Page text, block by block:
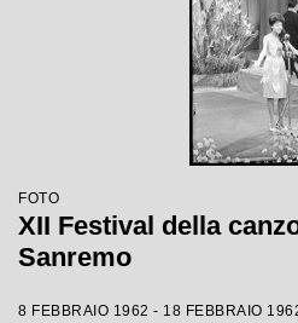
FOTO
XII Festival della
Sanremo
8 FEBBRAIO 1962 - 18 FEBBRAIO